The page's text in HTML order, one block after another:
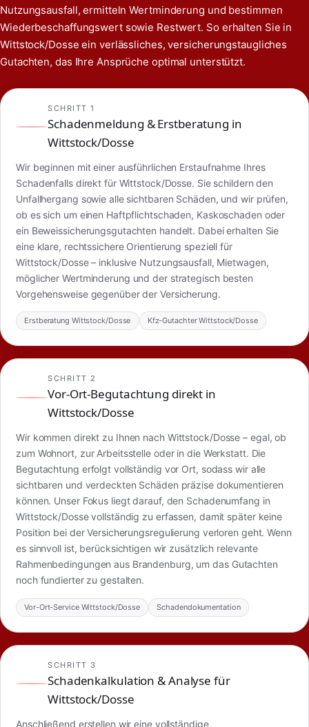
Nutzungsausfall, ermitteln Wertminderung und bestimmen
Wiederbeschaffungswert sowie Restwert. So erhalten Sie in
Wittstock/Dosse ein verlässliches, versicherungstaugliches
Gutachten, das Ihre Ansprüche optimal unterstützt.
SCHRITT 1
Schadenmeldung & Erstberatung in
Wittstock/Dosse
Wir beginnen mit einer ausführlichen Erstaufnahme Ihres
Schadenfalls direkt für Wittstock/Dosse. Sie schildern den
Unfallhergang sowie alle sichtbaren Schäden, und wir prüfen,
ob es sich um einen Haftpflichtschaden, Kaskoschaden oder
ein Beweissicherungsgutachten handelt. Dabei erhalten Sie
eine klare, rechtssichere Orientierung speziell für
Wittstock/Dosse – inklusive Nutzungsausfall, Mietwagen,
möglicher Wertminderung und der strategisch besten
Vorgehensweise gegenüber der Versicherung.
Erstberatung Wittstock/Dosse Kfz-Gutachter Wittstock/Dosse
SCHRITT 2
Vor-Ort-Begutachtung direkt in
Wittstock/Dosse
Wir kommen direkt zu Ihnen nach Wittstock/Dosse – egal, ob
zum Wohnort, zur Arbeitsstelle oder in die Werkstatt. Die
Begutachtung erfolgt vollständig vor Ort, sodass wir alle
sichtbaren und verdeckten Schäden präzise dokumentieren
können. Unser Fokus liegt darauf, den Schadenumfang in
Wittstock/Dosse vollständig zu erfassen, damit später keine
Position bei der Versicherungsregulierung verloren geht. Wenn
es sinnvoll ist, berücksichtigen wir zusätzlich relevante
Rahmenbedingungen aus Brandenburg, um das Gutachten
noch fundierter zu gestalten.
Vor-Ort-Service Wittstock/Dosse Schadendokumentation
SCHRITT 3
Schadenkalkulation & Analyse für
Wittstock/Dosse
Anschließend erstellen wir eine vollständige